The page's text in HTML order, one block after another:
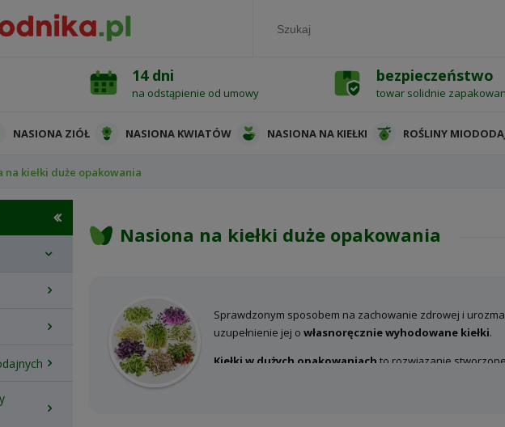
14 dni
na odstąpienie od umowy
bezpieczeństwo
towar solidnie
NASIONA ZIÓŁ NASIONA KWIATÓW NASIONA NA KIEŁKI ROŚLINY
na kiełki duże opakowania
Nasiona na kiełki duże opakowania
Sprawdzonym sposobem na zachowanie zdrowej i
uzupełnienie jej o własnoręcznie wyhodowane kiełki.
Kiełki w dużych opakowaniach to rozwiązanie
wartościowe dodatki do codziennej diety. Wybierając